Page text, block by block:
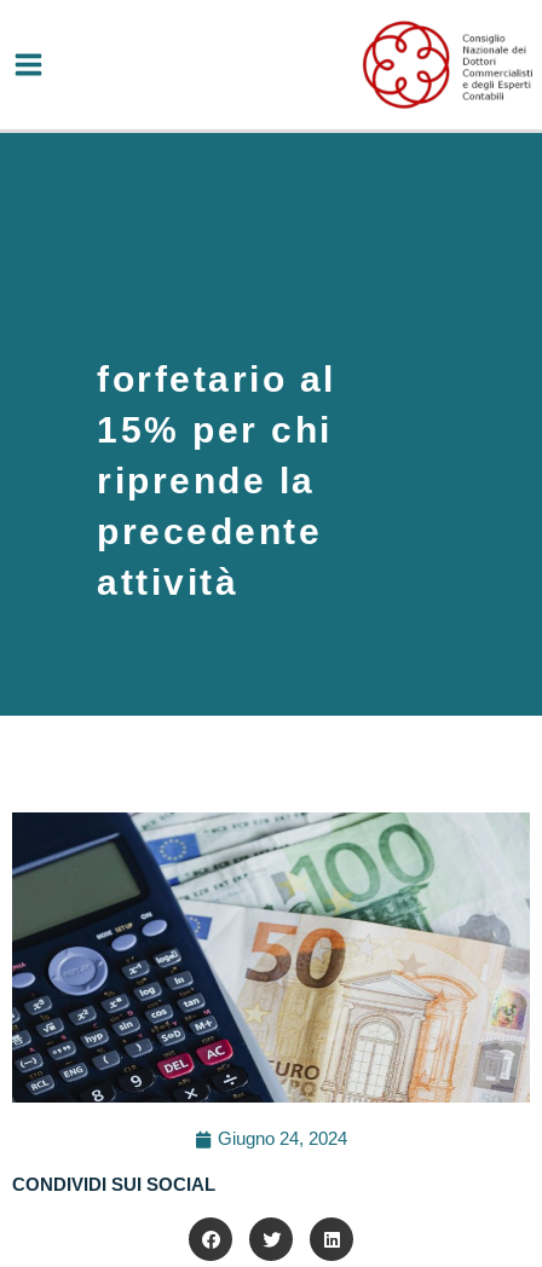
contenuto
forfetario al
15% per chi
riprende la
precedente
attività
Giugno 24, 2024
CONDIVIDI SUI SOCIAL